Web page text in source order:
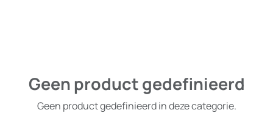
Geen product gedefinieerd
Geen product gedefinieerd in deze categorie.